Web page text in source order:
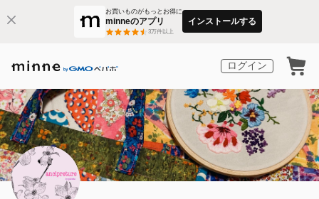
お買いものがもっとお得に
minneのアプリ
3万件以上
インストールする
ログイン